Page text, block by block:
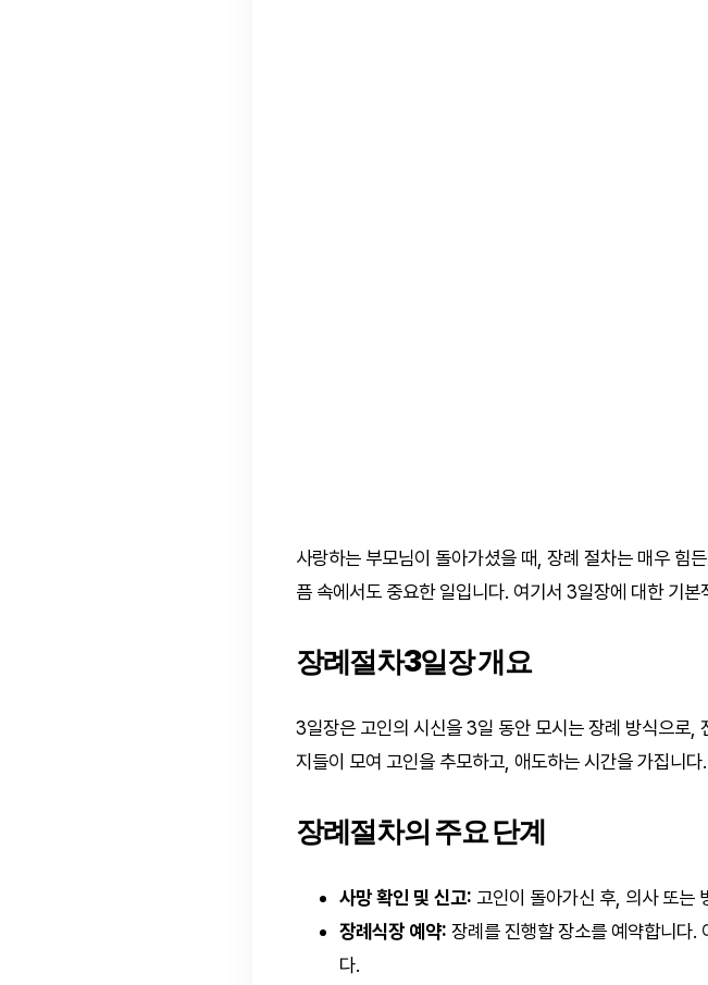
사랑하는 부모님이 돌아가셨을 때, 장례 절차는 매우 힘
픔 속에서도 중요한 일입니다. 여기서 3일장에 대한 기
장례절차3일장 개요
3일장은 고인의 시신을 3일 동안 모시는 장례 방식으로,
지들이 모여 고인을 추모하고, 애도하는 시간을 가집니다.
장례절차의 주요 단계
사망 확인 및 신고: 고인이 돌아가신 후, 의사 또는
장례식장 예약: 장례를 진행할 장소를 예약합니다.
다.